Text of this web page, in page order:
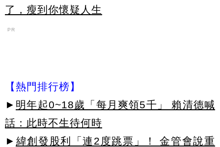
了，瘦到你懷疑人生
PR
【熱門排行榜】
► 明年起0~18歲「每月爽領5千」 賴清德喊
話：此時不生待何時
► 緯創發股利「連2度跳票」！ 金管會說重